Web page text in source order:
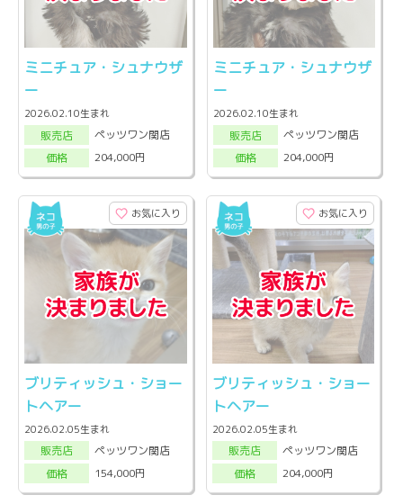
ミニチュア・シュナウザ
ー
2026.02.10生まれ
販売店
ペッツワン関店
価格
204,000円
ミニチュア・シュナウザ
ー
2026.02.10生まれ
販売店
ペッツワン関店
価格
204,000円
お気に入り
ブリティッシュ・ショー
トヘアー
2026.02.05生まれ
販売店
ペッツワン関店
価格
154,000円
お気に入り
ブリティッシュ・ショー
トヘアー
2026.02.05生まれ
販売店
ペッツワン関店
価格
204,000円